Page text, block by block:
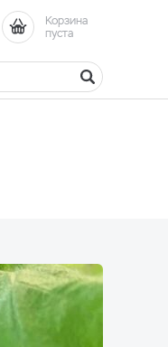
Корзина
пуста